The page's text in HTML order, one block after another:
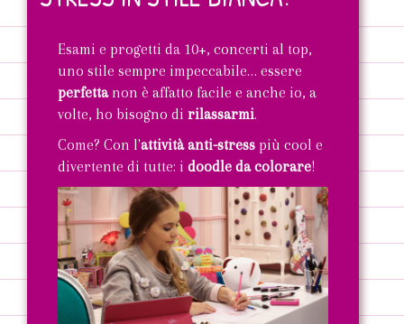
Esami e progetti da 10+, concerti al top,
uno stile sempre impeccabile… essere
perfettanon è affatto facile e anche io, a
volte, ho bisogno di rilassarmi.
Come? Con l'attività anti-stress più cool e
divertente di tutte: i doodle da colorare!